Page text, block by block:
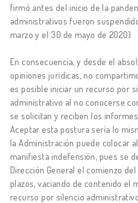
firmó antes del inicio de la
administrativos fueron
marzo y el 30 de mayo de 2020)
En consecuencia, y desde el
opiniones jurídicas, no
es posible iniciar un recurso por
administrativo al no conocerse
se solicitan y reciben los
Aceptar esta postura sería lo
la Administración puede colocar
manifiesta indefensión, pues se
Dirección General el comienzo
plazos, vaciando de contenido el
recurso por silencio